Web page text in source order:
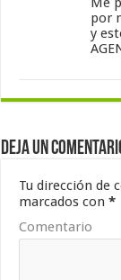
por
y
Deja un
Tu dirección de
marcados con *
Comentario